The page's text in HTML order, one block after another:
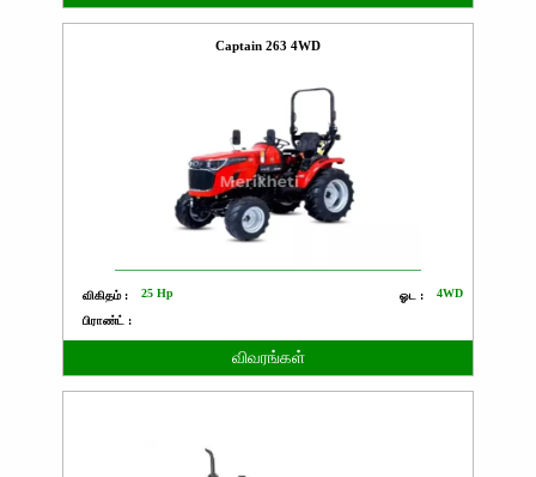
Captain 263 4WD
விகிதம் : 25 Hp ஓட : 4WD
பிராண்ட் :
விவரங்கள்